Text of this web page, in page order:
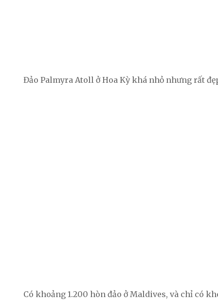
Đảo Palmyra Atoll ở Hoa Kỳ khá nhỏ nhưng rất
Có khoảng 1.200 hòn đảo ở Maldives, và chỉ có